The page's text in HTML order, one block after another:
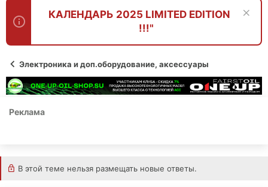
р
т
ы
а
н
л
КАЛЕНДАРЬ 2025 LIMITED EDITION
!!!"
Электроника и доп.оборудование, аксессуары
Реклама
В этой теме нельзя размещать новые ответы.